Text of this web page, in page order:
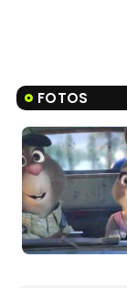
FOTOS